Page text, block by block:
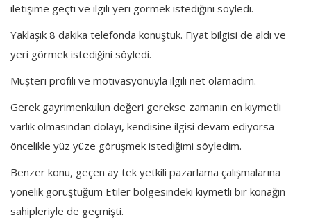
iletişime geçti ve ilgili yeri görmek istediğini söyledi.
Yaklaşık 8 dakika telefonda konuştuk. Fiyat bilgisi de aldı ve
yeri görmek istediğini söyledi.
Müşteri profili ve motivasyonuyla ilgili net olamadım.
Gerek gayrimenkulün değeri gerekse zamanın en kıymetli
varlık olmasından dolayı, kendisine ilgisi devam ediyorsa
öncelikle yüz yüze görüşmek istediğimi söyledim.
Benzer konu, geçen ay tek yetkili pazarlama çalışmalarına
yönelik görüştüğüm Etiler bölgesindeki kıymetli bir konağın
sahipleriyle de geçmişti.